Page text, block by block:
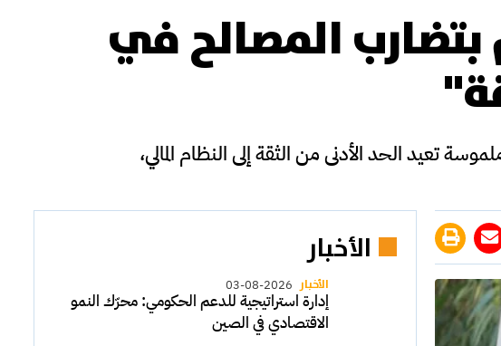
المصالح في
تعيد الحد الأدنى من الثقة إلى النظام المالي،
الأخبار
الأخبار 03-08-2026
إدارة استراتيجية للدعم الحكومي: محرّك النمو
الاقتصادي في الصين